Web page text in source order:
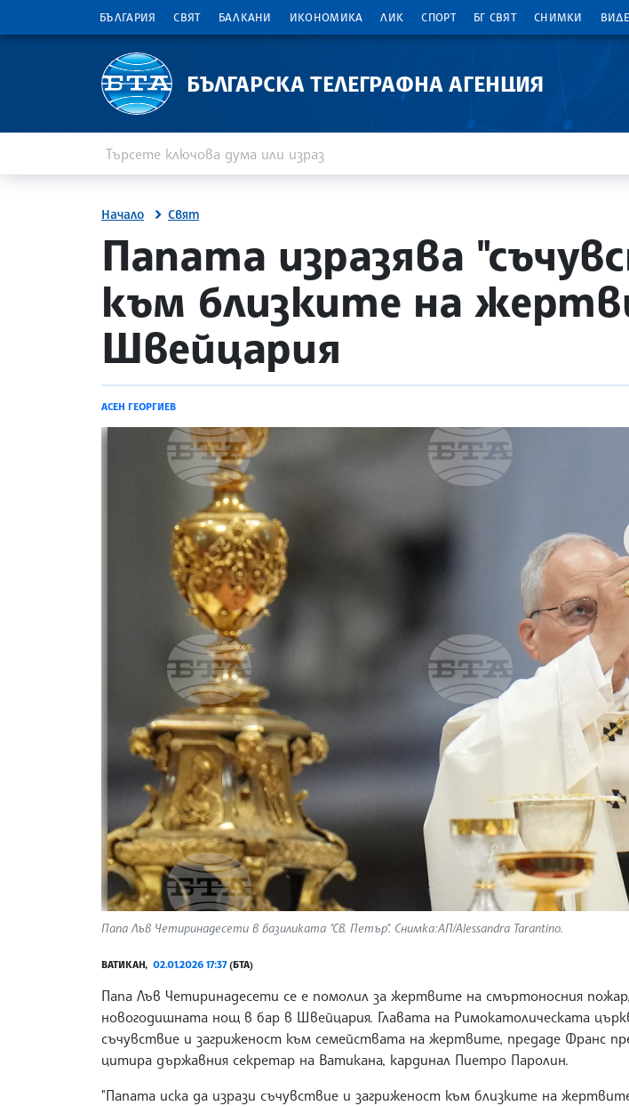
БЪЛГАРИЯ СВЯТ БАЛКАНИ ИКОНОМИКА ЛИК СПОРТ БГ СВЯТ СНИМКИ
БЪЛГАРСКА ТЕЛЕГРАФНА АГЕНЦИЯ
Начало Свят
site.bta
Папата изразява
към близките на
Швейцария
АСЕН ГЕОРГИЕВ
Папа Лъв Четиринадесети в базиликата "Св. Петър". Снимка:АП/Alessandra Tarantino.
ВАТИКАН, 02.01.2026 17:37(БТА)
Папа Лъв Четиринадесети се е помолил за жертвите на смъртоносния пожар,
новогодишната нощ в бар в Швейцария. Главата на Римокатолическата
съчувствие и загриженост към семействата на жертвите, предаде Франс
цитира държавния секретар на Ватикана, кардинал Пиетро Паролин.
"Папата иска да изрази съчувствие и загриженост към близките на